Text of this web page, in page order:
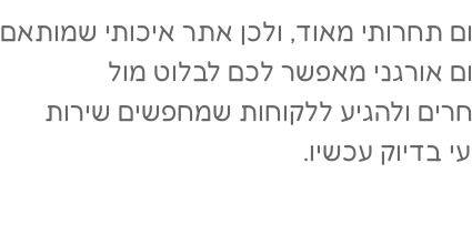
תחרותי מאוד, ולכן אתר איכותי שמותאם
אורגני מאפשר לכם לבלוט מול
ולהגיע ללקוחות שמחפשים שירות
בדיוק עכשיו.